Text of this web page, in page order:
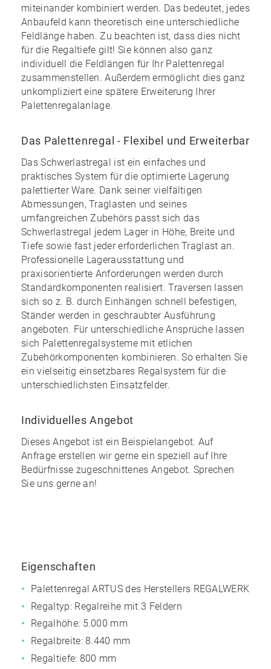
miteinander kombiniert werden. Das bedeutet, jedes
Anbaufeld kann theoretisch eine unterschiedliche
Feldlänge haben. Zu beachten ist, dass dies nicht
für die Regaltiefe gilt! Sie können also ganz
individuell die Feldlängen für Ihr Palettenregal
zusammenstellen. Außerdem ermöglicht dies ganz
unkompliziert eine spätere Erweiterung Ihrer
Palettenregalanlage.
Das Palettenregal - Flexibel und Erweiterbar
Das Schwerlastregal ist ein einfaches und
praktisches System für die optimierte Lagerung
palettierter Ware. Dank seiner vielfältigen
Abmessungen, Traglasten und seines
umfangreichen Zubehörs passt sich das
Schwerlastregal jedem Lager in Höhe, Breite und
Tiefe sowie fast jeder erforderlichen Traglast an.
Professionelle Lagerausstattung und
praxisorientierte Anforderungen werden durch
Standardkomponenten realisiert. Traversen lassen
sich so z. B. durch Einhängen schnell befestigen,
Ständer werden in geschraubter Ausführung
angeboten. Für unterschiedliche Ansprüche lassen
sich Palettenregalsysteme mit etlichen
Zubehörkomponenten kombinieren. So erhalten Sie
einvielseitig einsetzbares Regalsystem für die
unterschiedlichsten Einsatzfelder.
Individuelles Angebot
Dieses Angebot ist ein Beispielangebot. Auf
Anfrage erstellen wir gerne ein speziell auf Ihre
Bedürfnisse zugeschnittenes Angebot. Sprechen
Sie uns gerne an!
Eigenschaften
Palettenregal ARTUS des Herstellers REGALWERK
Regaltyp: Regalreihe mit 3 Feldern
Regalhöhe: 5.000 mm
Regalbreite: 8.440 mm
Regaltiefe: 800 mm